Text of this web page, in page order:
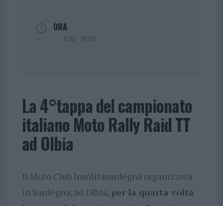
ORA
8:00 - 18:00
La 4°tappa del campionato
italiano Moto Rally Raid TT
ad Olbia
Il Moto Club Insolitasardegna organizzerà
in Sardegna, ad Olbia, per la quarta volta